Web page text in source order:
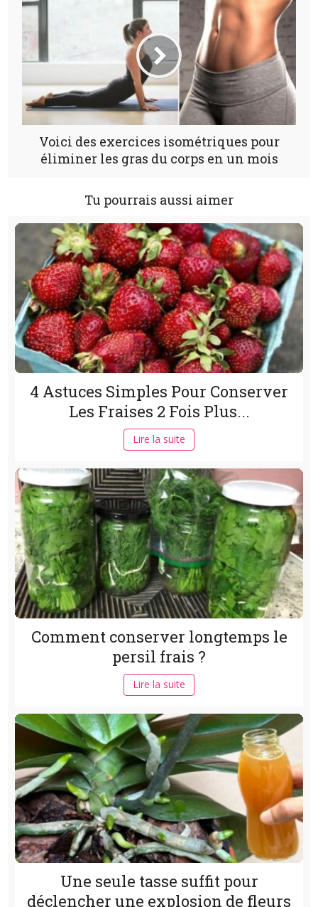
Voici des exercices isométriques pour
éliminer les gras du corps en un mois
Tu pourrais aussi aimer
4 Astuces Simples Pour Conserver
Les Fraises 2 Fois Plus...
Lire la suite
Comment conserver longtemps le
persil frais ?
Lire la suite
Une seule tasse suffit pour
déclencher une explosion de fleurs